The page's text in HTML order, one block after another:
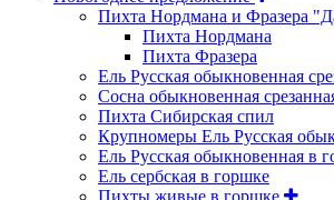
Пихта Нордмана и Фразера
Пихта Нордмана
Пихта Фразера
Ель Русская обыкновенная
Сосна обыкновенная
Пихта Сибирская спил
Крупномеры Ель Русская
Ель Русская обыкновенная в
Ель сербская в горшке
Пихты живые в горшке